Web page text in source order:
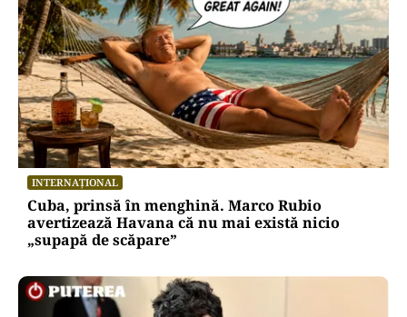
INTERNAȚIONAL
Cuba, prinsă în menghină. Marco Rubio
avertizează Havana că nu mai există nicio
„supapă de scăpare”